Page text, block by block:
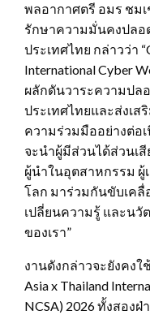
พลอากาศตรี อมร ชม
รักษาความมั่นคงปลอ
ประเทศไทย กล่าวว่า
International Cyber
ผลักดันวาระความปล
ประเทศไทยและส่งเ
ความร่วมมืออย่างต่อเ
จะนำผู้มีส่วนได้ส่วนเ
ผู้นำในอุตสาหกรรม ผู้
โลก มาร่วมกันขับเคลื่
เปลี่ยนความรู้ และนวั
ของเรา”
งานดังกล่าวจะยังคงใ
Asia x Thailand
NCSA) 2026 ทั้งสอง